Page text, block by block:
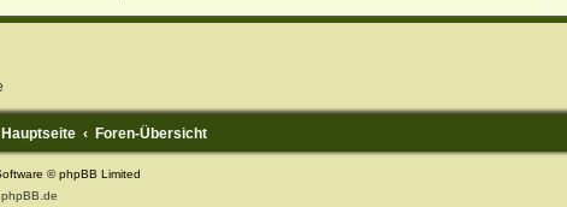
Foren-Übersicht
© phpBB Limited
phpBB.de